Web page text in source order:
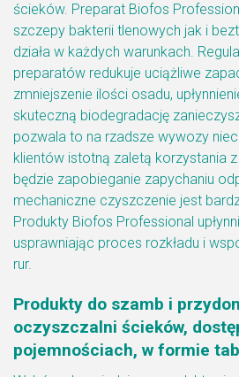
ścieków. Preparat Biofos
szczepy bakterii tlenowych jak i
działa w każdych warunkach.
preparatów redukuje uciążliwe
zmniejszenie ilości osadu,
skuteczną biodegradację
pozwala to na rzadsze wywozy
klientów istotną zaletą korzystania
będzie zapobieganie zapychaniu
mechaniczne czyszczenie jest
Produkty Biofos Professional
usprawniając proces rozkładu i
rur.
Produkty do szamb i
oczyszczalni ścieków,
pojemnościach, w formie